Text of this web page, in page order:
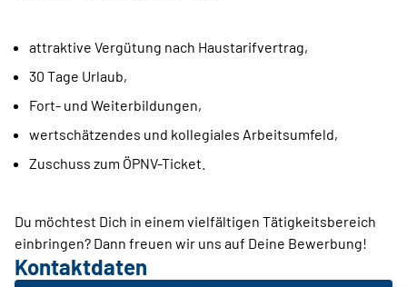
attraktive Vergütung nach Haustarifvertrag,
30 Tage Urlaub,
Fort- und Weiterbildungen,
wertschätzendes und kollegiales Arbeitsumfeld,
Zuschuss zum ÖPNV-Ticket.
Du möchtest Dich in einem vielfältigen Tätigkeitsbereich
einbringen? Dann freuen wir uns auf Deine Bewerbung!
Kontaktdaten